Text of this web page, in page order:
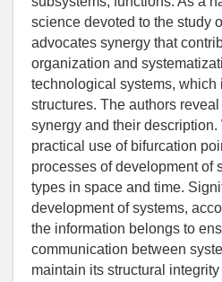
science devoted to the study
advocates synergy that
organization and
technological systems, which
structures. The authors
synergy and their
practical use of bifurcation
processes of development of
types in space and time.
development of systems,
the information belongs to
communication between
maintain its structural